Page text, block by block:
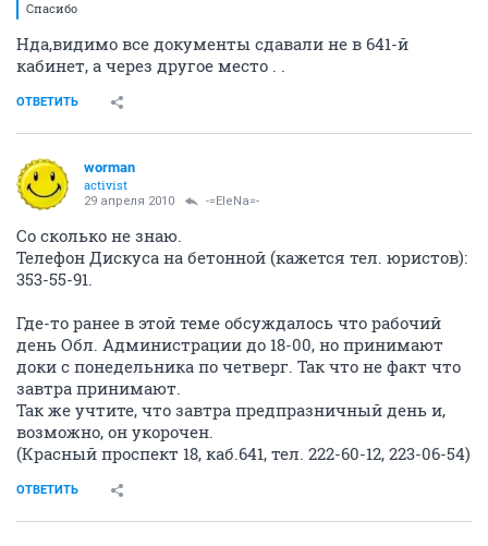
Спасибо
Нда,видимо все документы сдавали не в 641-й
кабинет, а через другое место . .
ОТВЕТИТЬ
worman
activist
29 апреля 2010 -=EleNa=-
Со сколько не знаю.
Телефон Дискуса на бетонной (кажется тел. юристов):
353-55-91.
Где-то ранее в этой теме обсуждалось что рабочий
день Обл. Администрации до 18-00, но принимают
доки с понедельника по четверг. Так что не факт что
завтра принимают.
Так же учтите, что завтра предпразничный день и,
возможно, он укорочен.
(Красный проспект 18, каб.641, тел. 222-60-12, 223-06-54)
ОТВЕТИТЬ